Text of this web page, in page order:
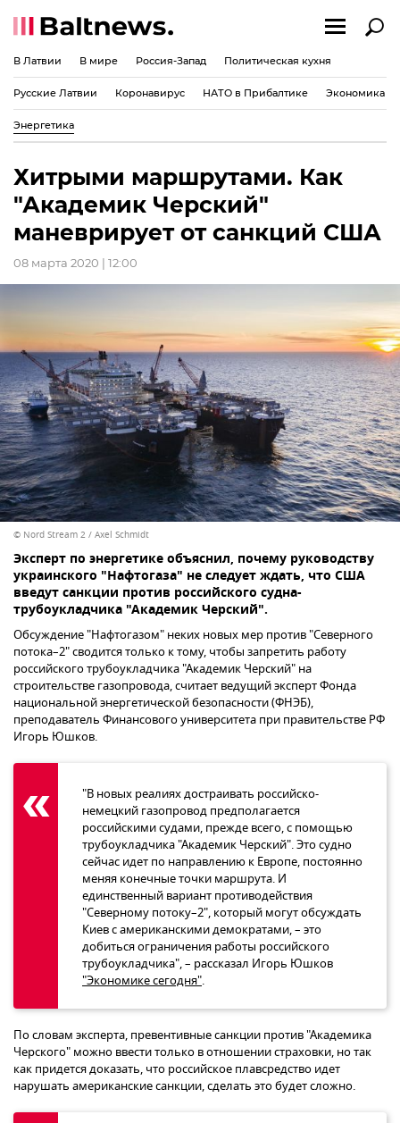
В Латвии В мире Россия-Запад Политическая кухня
Русские Латвии Коронавирус НАТО в Прибалтике Экономика
Энергетика
Хитрыми маршрутами. Как
"Академик Черский"
маневрирует от санкций США
08 марта 2020 | 12:00
© Nord Stream 2 / Axel Schmidt
Эксперт по энергетике объяснил, почему руководству
украинского "Нафтогаза" не следует ждать, что США
введут санкции против российского судна-
трубоукладчика "Академик Черский".
Обсуждение "Нафтогазом" неких новых мер против "Северного
потока–2" сводится только к тому, чтобы запретить работу
российского трубоукладчика "Академик Черский" на
строительстве газопровода, считает ведущий эксперт Фонда
национальной энергетической безопасности (ФНЭБ),
преподаватель Финансового университета при правительстве РФ
Игорь Юшков.
"В новых реалиях достраивать российско-
немецкий газопровод предполагается
российскими судами, прежде всего, с помощью
трубоукладчика "Академик Черский". Это судно
сейчас идет по направлению к Европе, постоянно
меняя конечные точки маршрута. И
единственный вариант противодействия
"Северному потоку–2", который могут обсуждать
Киев с американскими демократами, – это
добиться ограничения работы российского
трубоукладчика", – рассказал Игорь Юшков
"Экономике сегодня".
По словам эксперта, превентивные санкции против "Академика
Черского" можно ввести только в отношении страховки, но так
как придется доказать, что российское плавсредство идет
нарушать американские санкции, сделать это будет сложно.